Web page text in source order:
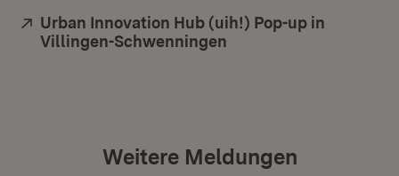
Extern:
Urban Innovation Hub (uih!) Pop-up in
Villingen-Schwenningen
Weitere Meldungen